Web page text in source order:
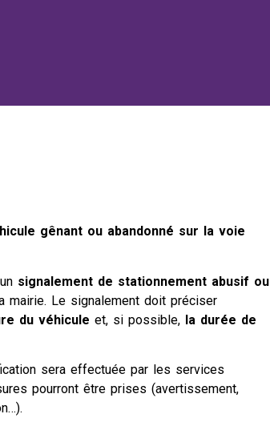
gênant ou abandonné sur la voie
signalement de stationnement abusif ou
mairie. Le signalement doit préciser
du véhicule et, si possible, la durée de
sera effectuée par les services
pourront être prises (avertissement,